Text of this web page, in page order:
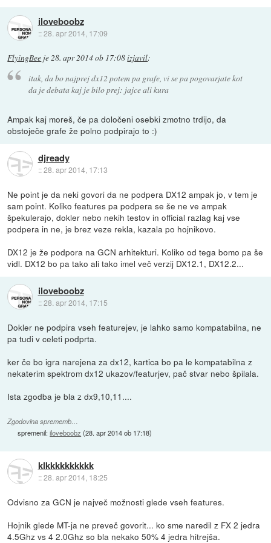
iloveboobz
::28. apr 2014, 17:09
FlyingBee je28. apr 2014 ob 17:08izjavil:
itak, da bo najprej dx12 potem pa grafe, vi se pa pogovarjate kot
da je debata kaj je bilo prej: jajce ali kura
Ampak kaj moreš, če pa določeni osebki zmotno trdijo, da
obstoječe grafe že polno podpirajo to :)
djready
::28. apr 2014, 17:13
Ne point je da neki govori da ne podpera DX12 ampak jo, v tem je
sam point. Koliko features pa podpera se še ne ve ampak
špekulerajo, dokler nebo nekih testov in official razlag kaj vse
podpera in ne, je brez veze rekla, kazala po hojnikovo.
DX12 je že podpora na GCN arhitekturi. Koliko od tega bomo pa še
vidl. DX12 bo pa tako ali tako imel več verzij DX12.1, DX12.2...
iloveboobz
::28. apr 2014, 17:15
Dokler ne podpira vseh featurejev, je lahko samo kompatabilna, ne
pa tudi v celeti podprta.
ker če bo igra narejena za dx12, kartica bo pa le kompatabilna z
nekaterim spektrom dx12 ukazov/featurjev, pač stvar nebo špilala.
Ista zgodba je bla z dx9,10,11....
Zgodovina sprememb…
spremenil:iloveboobz (28. apr 2014 ob 17:18)
klkkkkkkkkkk
::28. apr 2014, 18:25
Odvisno za GCN je največ možnosti glede vseh features.
Hojnik glede MT-ja ne preveč govorit... ko sme naredil z FX 2 jedra
4.5Ghz vs 4 2.0Ghz so bla nekako 50% 4 jedra hitrejša.